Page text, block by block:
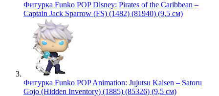
Фигурка Funko POP Disney: Pirates of the Caribbean –
Captain Jack Sparrow (FS) (1482) (81940) (9,5 см)
Фигурка Funko POP Animation: Jujutsu Kaisen – Satoru
Gojo (Hidden Inventory) (1885) (85326) (9,5 см)